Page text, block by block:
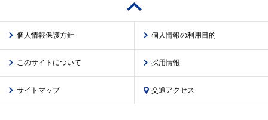
個人情報保護方針 個人情報の利用目的
このサイトについて 採用情報
サイトマップ 交通アクセス